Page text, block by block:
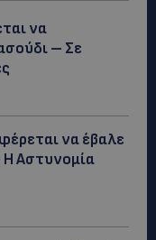
να
– Σε
να έβαλε
Η Αστυνομία